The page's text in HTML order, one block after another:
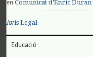
enComunicat d’Enric Duran
Avis Legal
Educació